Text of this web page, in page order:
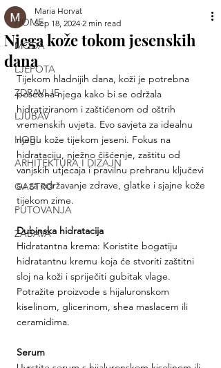
HOME
MODA
LJEPOTA
ZDRAVLJE
LJUBAV
HOBI
ARHITEKTURA I DIZAJN
GASTRO
PUTOVANJA
ZABAVA
Njega kože tokom jesenskih
dana
Maria Horvat
Sep 18, 2024 2 min read
Tijekom hladnijih dana, koži je potrebna
posebna njega kako bi se održala
hidratiziranom i zaštićenom od oštrih
vremenskih uvjeta. Evo savjeta za idealnu
njegu kože tijekom jeseni. Fokus na
hidrataciju, nježno čišćenje, zaštitu od
vanjskih utjecaja i pravilnu prehranu ključevi
su za održavanje zdrave, glatke i sjajne kože
tijekom zime.
Dubinska hidratacija
Hidratantna krema: Koristite bogatiju
hidratantnu kremu koja će stvoriti zaštitni
sloj na koži i spriječiti gubitak vlage.
Potražite proizvode s hijaluronskom
kiselinom, glicerinom, shea maslacem ili
ceramidima.
Serum